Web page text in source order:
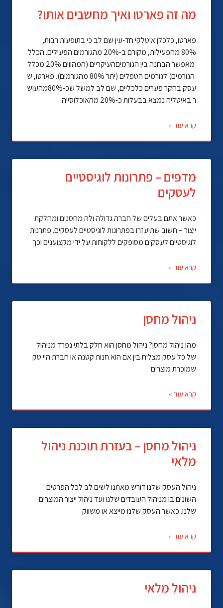
מה זה פארטו ואיך מחשבים אותו?
פארטו, כלכלן איטלקי חד-עין שם לב כי בתופעות רבות,
80% מהפעילות, מקורם ב-20% מהגורמים הפעילים. הכלל
מאפשר הבחנה בין הגורמיםהעיקריים (המהווים 20% מכלל
הגורמים) לגורמים הטפלים (יתר 80% מהגורמים). פארטו, ש
עסק בחקר פערים כלכליים, שם לב למשל שכ-80%מהעוש
ר באיטליה נמצא בבעלות כ-20% מהאוכלוסייה.
קרא עוד »
מדפים – פתרונות לוגיסטיים
לעסקים
כאשר אתם בעלים של חברה גדולה ולה מחסנים ומחלקת
ייצור – חשוב שתיעזרו בפתרונות לוגיסטיים לעסקים. פתרנות
לוגיסטיים לעסקים מסופקים ללקוחות על ידי מקצוענים וכך
קרא עוד »
ניהול מחסן
מהו ניהול מחסן? ניהול מחסן הוא חלק בלתי נפרד מניהול
של כל עסק מצליח בין אם הוא חנות קטנה או חברת היי טק
שמוכרת מוצרים
קרא עוד »
ניהול מחסן – בעזרת תוכנת ניהול
מלאי
ניהול העסק שלנו דורש מאתנו לשים לב לכל הפרטים
השונים בו מניהול העובדים שלנו ועד ניהול ייצור המוצרים
שלנו. כאשר העסק שלנו מייצא או משווק
קרא עוד »
ניהול מלאי